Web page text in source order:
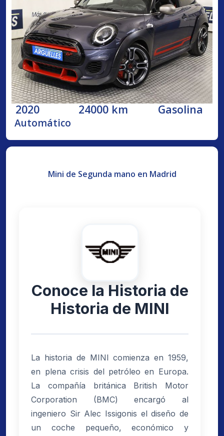
2020 24000 km Gasolina
Automático
Mini de Segunda mano en Madrid
Conoce la Historia de
Historia de MINI
La historia de MINI comienza en 1959,
en plena crisis del petróleo en Europa.
La compañía británica British Motor
Corporation (BMC) encargó al
ingeniero Sir Alec Issigonis el diseño de
un coche pequeño, económico y